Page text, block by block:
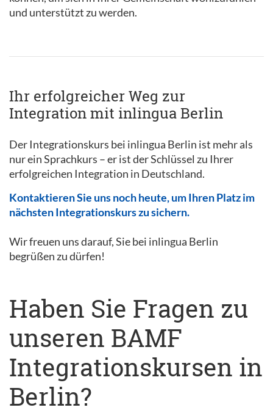
und unterstützt zu werden.
Ihr erfolgreicher Weg zur
Integration mit inlingua Berlin
Der Integrationskurs bei inlingua Berlin ist mehr als
nur ein Sprachkurs – er ist der Schlüssel zu Ihrer
erfolgreichen Integration in Deutschland.
Kontaktieren Sie uns noch heute, um Ihren Platz im
nächsten Integrationskurs zu sichern.
Wir freuen uns darauf, Sie bei inlingua Berlin
begrüßen zu dürfen!
Haben Sie Fragen zu
unseren BAMF
Integrationskursen in
Berlin?